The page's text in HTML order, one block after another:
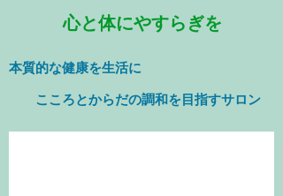
心と体にやすらぎを
本質的な健康を生活に
​ こころとからだの調和を目指すサロン